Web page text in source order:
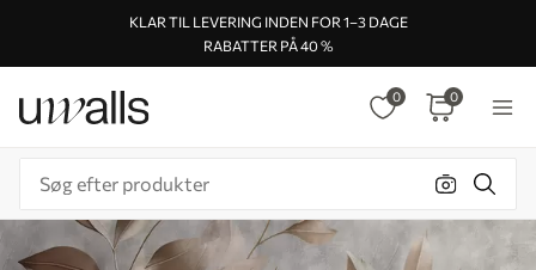
KLAR TIL LEVERING INDEN FOR 1–3 DAGE
RABATTER PÅ 40 %
0 0